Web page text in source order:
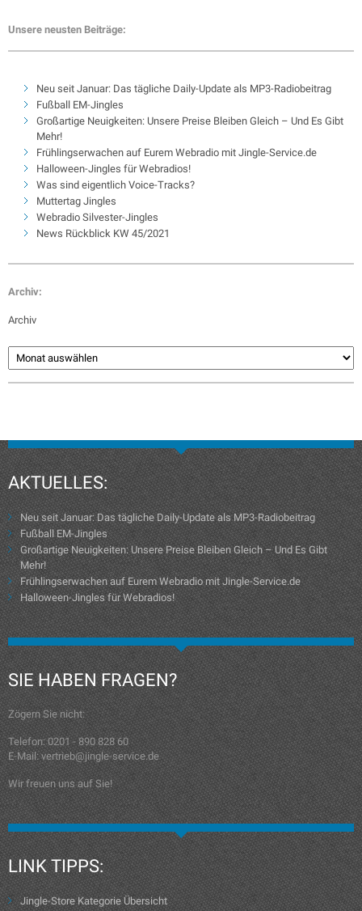
Unsere neusten Beiträge:
Neu seit Januar: Das tägliche Daily-Update als MP3-Radiobeitrag
Fußball EM-Jingles
Großartige Neuigkeiten: Unsere Preise Bleiben Gleich – Und Es Gibt
Mehr!
Frühlingserwachen auf Eurem Webradio mit Jingle-Service.de
Halloween-Jingles für Webradios!
Was sind eigentlich Voice-Tracks?
Muttertag Jingles
Webradio Silvester-Jingles
News Rückblick KW 45/2021
Archiv:
Archiv
AKTUELLES:
Neu seit Januar: Das tägliche Daily-Update als MP3-Radiobeitrag
Fußball EM-Jingles
Großartige Neuigkeiten: Unsere Preise Bleiben Gleich – Und Es Gibt
Mehr!
Frühlingserwachen auf Eurem Webradio mit Jingle-Service.de
Halloween-Jingles für Webradios!
SIE HABEN FRAGEN?
Zögern Sie nicht:
Telefon: 0201 - 890 828 60
E-Mail: vertrieb@jingle-service.de
Wir freuen uns auf Sie!
LINK TIPPS:
Jingle-Store Kategorie Übersicht